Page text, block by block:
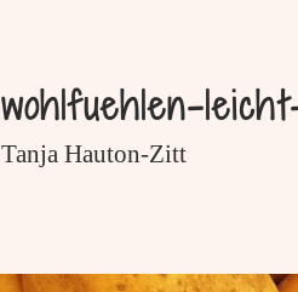
wohlfuehlen-
Tanja Hauton-Zitt